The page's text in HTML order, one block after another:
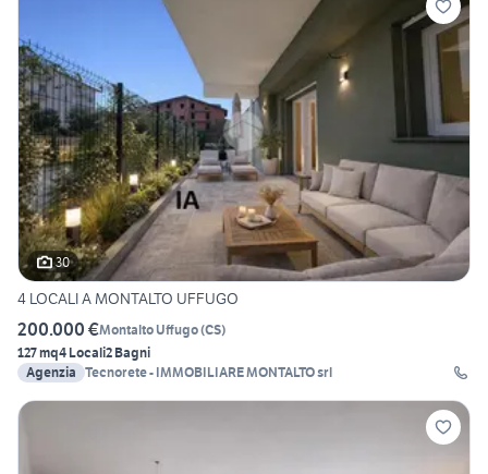
30
4 LOCALI A MONTALTO UFFUGO
200.000 €Montalto Uffugo(CS)
127 mq4 Locali2 Bagni
Agenzia Tecnorete - IMMOBILIARE MONTALTO srl